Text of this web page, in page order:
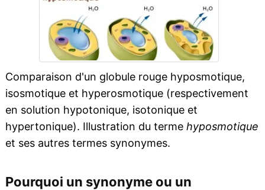
Comparaison d'un globule rouge hyposmotique,
isosmotique et hyperosmotique (respectivement
en solution hypotonique, isotonique et
hypertonique). Illustration du terme hyposmotique
et ses autres termes synonymes.
Pourquoi un synonyme ou un